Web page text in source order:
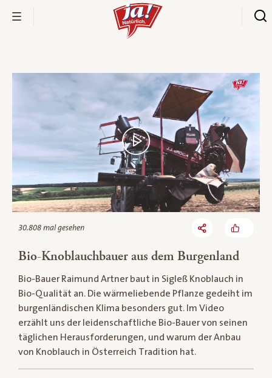
Bio-Thek
30.808 mal gesehen
Bio-Knoblauchbauer aus dem Burgenland
Bio-Bauer Raimund Artner baut in Sigleß Knoblauch in
Bio-Qualität an. Die wärmeliebende Pflanze gedeiht im
burgenländischen Klima besonders gut. Im Video
erzählt uns der leidenschaftliche Bio-Bauer von seinen
täglichen Herausforderungen, und warum der Anbau
von Knoblauch in Österreich Tradition hat.